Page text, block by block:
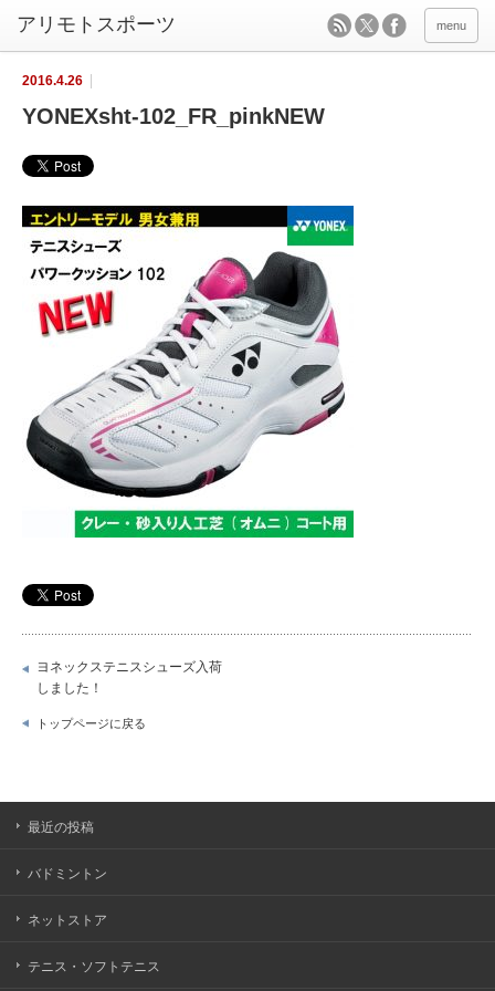
menu
2016.4.26
YONEXsht-102_FR_pinkNEW
ヨネックステニスシューズ入荷
しました！
トップページに戻る
最近の投稿
バドミントン
ネットストア
テニス・ソフトテニス